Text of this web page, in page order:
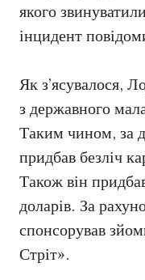
якого
інцидент
Як з’ясувалося,
з державного
Таким чином, за
придбав безліч
Також він
доларів. За
спонсорував
Стріт».